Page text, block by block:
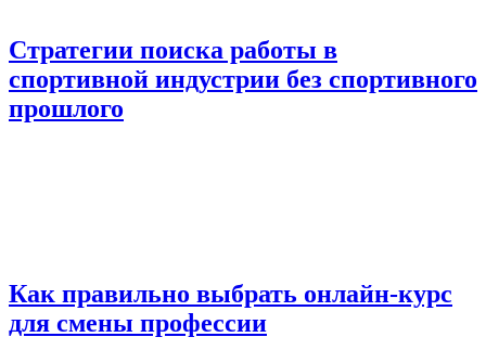
Стратегии поиска работы в
спортивной индустрии без спортивного
прошлого
Как правильно выбрать онлайн-курс
для смены профессии